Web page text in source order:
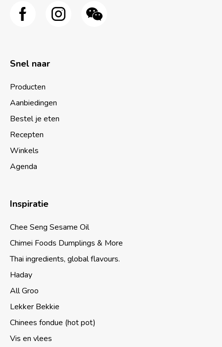
Snel naar
Producten
Aanbiedingen
Bestel je eten
Recepten
Winkels
Agenda
Inspiratie
Chee Seng Sesame Oil
Chimei Foods Dumplings & More
Thai ingredients, global flavours.
Haday
All Groo
Lekker Bekkie
Chinees fondue (hot pot)
Vis en vlees